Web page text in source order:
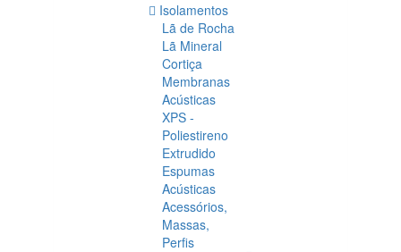
Isolamentos
Lã de Rocha
Lã Mineral
Cortiça
Membranas
Acústicas
XPS -
Poliestireno
Extrudido
Espumas
Acústicas
Acessórios,
Massas,
Perfis